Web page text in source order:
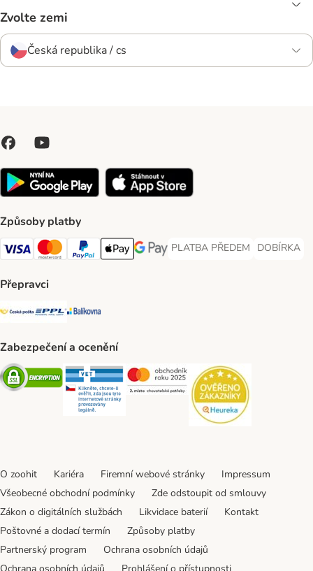
Zvolte zemi
Česká republika / cs
Způsoby platby
Visa Payment Method
Mastercard Payment Method
PayPal Payment Method
Apple pay Payment Method
GooglePay Payment Method
PLATBA PŘEDEM
PLATBA PŘEDEM Payment
DOBÍRKA
DOBÍRKA
Přepravci
Česká pošta Shipping Method
PPL Shipping Method
Balíkovna Shipping Method
Zabezpečení a ocenění
Security Security Security
O zoohit Kariéra Firemní webové stránky
Impressum
Všeobecné obchodní podmínky
Zde odstoupit od smlouvy
Zákon o digitálních službách
Likvidace baterií
Kontakt
Poštovné a dodací termín
Způsoby platby
Partnerský program
Ochrana osobních údajů